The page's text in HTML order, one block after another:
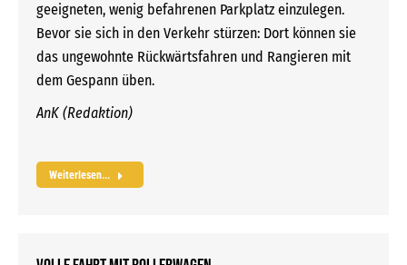
geeigneten, wenig befahrenen Parkplatz einzulegen.
Bevor sie sich in den Verkehr stürzen: Dort können sie
das ungewohnte Rückwärtsfahren und Rangieren mit
dem Gespann üben.
AnK (Redaktion)
Weiterlesen...